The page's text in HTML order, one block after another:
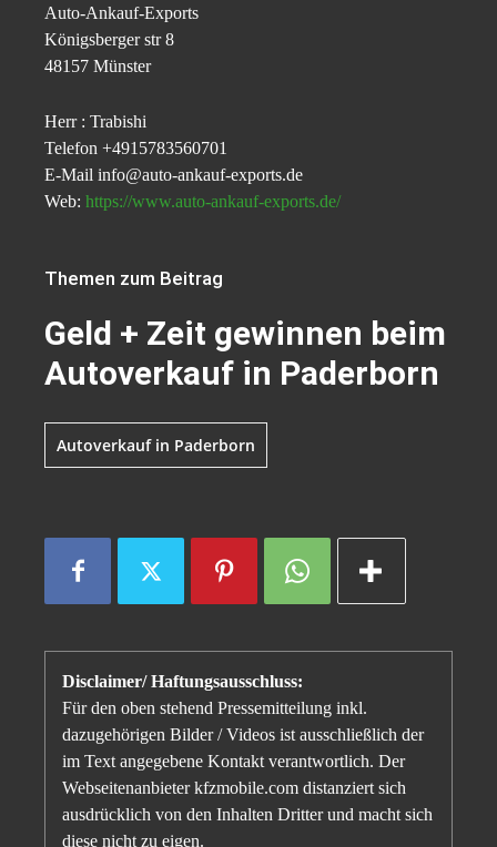
Auto-Ankauf-Exports
Königsberger str 8
48157 Münster
Herr : Trabishi
Telefon +4915783560701
E-Mail info@auto-ankauf-exports.de
Web: https://www.auto-ankauf-exports.de/
Themen zum Beitrag
Geld + Zeit gewinnen beim
Autoverkauf in Paderborn
Autoverkauf in Paderborn
Disclaimer/ Haftungsausschluss:
Für den oben stehend Pressemitteilung inkl.
dazugehörigen Bilder / Videos ist ausschließlich der
im Text angegebene Kontakt verantwortlich. Der
Webseitenanbieter kfzmobile.com distanziert sich
ausdrücklich von den Inhalten Dritter und macht sich
diese nicht zu eigen.